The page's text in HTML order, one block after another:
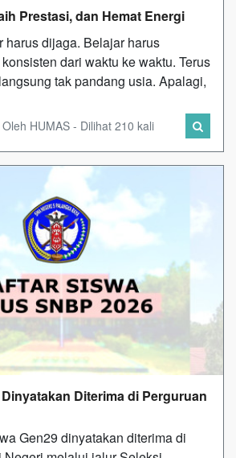
Prestasi, dan Hemat Energi
harus dijaga. Belajar harus
dari waktu ke waktu. Terus
tak pandang usia. Apalagi,
HUMAS - Dilihat 210 kali
Diterima di Perguruan
Gen29 dinyatakan diterima di